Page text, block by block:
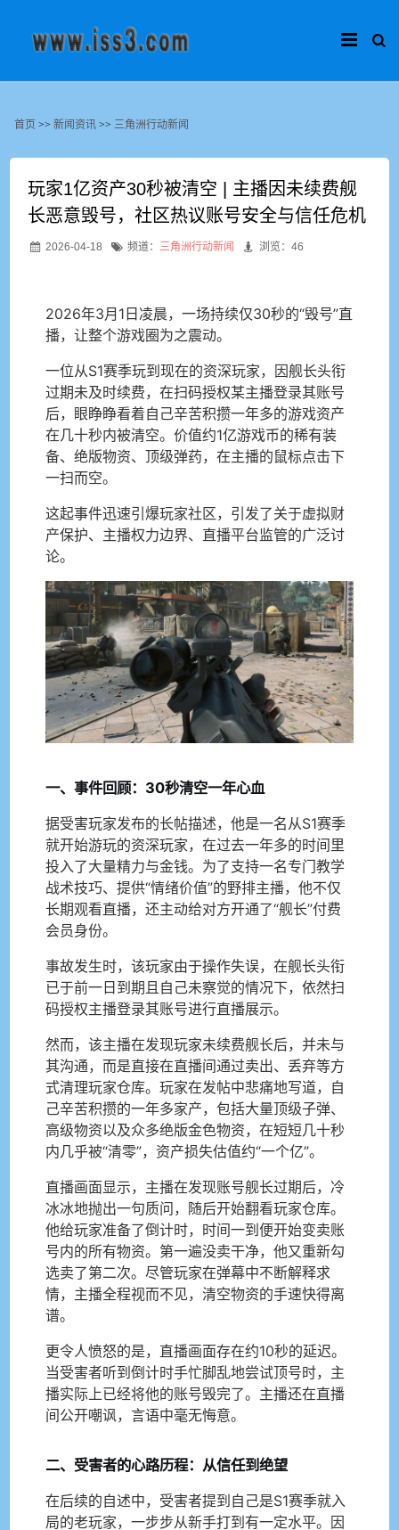
首页 >>新闻资讯 >>三角洲行动新闻
玩家1亿资产30秒被清空 | 主播因未续费舰
长恶意毁号，社区热议账号安全与信任危机
2026-04-18 频道： 三角洲行动新闻 浏览：46
2026年3月1日凌晨，一场持续仅30秒的“毁号”直
播，让整个游戏圈为之震动。
一位从S1赛季玩到现在的资深玩家，因舰长头衔
过期未及时续费，在扫码授权某主播登录其账号
后，眼睁睁看着自己辛苦积攒一年多的游戏资产
在几十秒内被清空。价值约1亿游戏币的稀有装
备、绝版物资、顶级弹药，在主播的鼠标点击下
一扫而空。
这起事件迅速引爆玩家社区，引发了关于虚拟财
产保护、主播权力边界、直播平台监管的广泛讨
论。
一、事件回顾：30秒清空一年心血
据受害玩家发布的长帖描述，他是一名从S1赛季
就开始游玩的资深玩家，在过去一年多的时间里
投入了大量精力与金钱。为了支持一名专门教学
战术技巧、提供“情绪价值”的野排主播，他不仅
长期观看直播，还主动给对方开通了“舰长”付费
会员身份。
事故发生时，该玩家由于操作失误，在舰长头衔
已于前一日到期且自己未察觉的情况下，依然扫
码授权主播登录其账号进行直播展示。
然而，该主播在发现玩家未续费舰长后，并未与
其沟通，而是直接在直播间通过卖出、丢弃等方
式清理玩家仓库。玩家在发帖中悲痛地写道，自
己辛苦积攒的一年多家产，包括大量顶级子弹、
高级物资以及众多绝版金色物资，在短短几十秒
内几乎被“清零”，资产损失估值约“一个亿”。
直播画面显示，主播在发现账号舰长过期后，冷
冰冰地抛出一句质问，随后开始翻看玩家仓库。
他给玩家准备了倒计时，时间一到便开始变卖账
号内的所有物资。第一遍没卖干净，他又重新勾
选卖了第二次。尽管玩家在弹幕中不断解释求
情，主播全程视而不见，清空物资的手速快得离
谱。
更令人愤怒的是，直播画面存在约10秒的延迟。
当受害者听到倒计时手忙脚乱地尝试顶号时，主
播实际上已经将他的账号毁完了。主播还在直播
间公开嘲讽，言语中毫无悔意。
二、受害者的心路历程：从信任到绝望
在后续的自述中，受害者提到自己是S1赛季就入
局的老玩家，一步步从新手打到有一定水平。因